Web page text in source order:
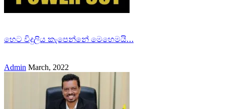
හෙට විදුලිය කැපෙන්නේ මෙහෙමයි…
Admin March, 2022